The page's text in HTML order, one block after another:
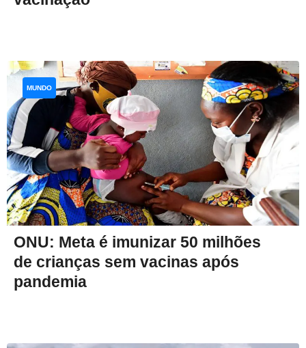
ONU: Meta é imunizar 50 milhões
de crianças sem vacinas após
pandemia
MUNDO